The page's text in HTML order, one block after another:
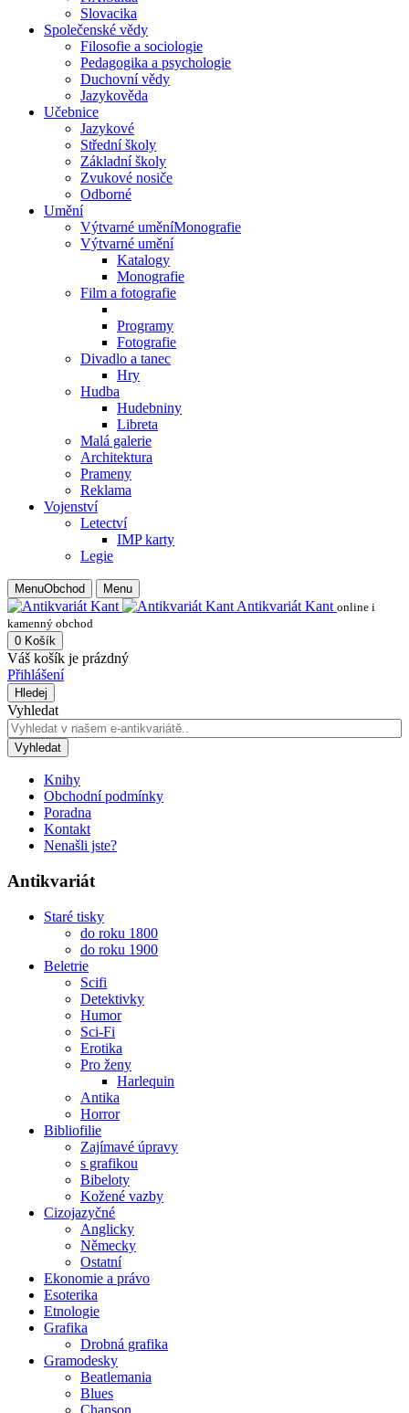
Slovacika
Společenské vědy
Filosofie a sociologie
Pedagogika a psychologie
Duchovní vědy
Jazykověda
Učebnice
Jazykové
Střední školy
Základní školy
Zvukové nosiče
Odborné
Umění
Výtvarné uměníMonografie
Výtvarné umění
Katalogy
Monografie
Film a fotografie
Programy
Fotografie
Divadlo a tanec
Hry
Hudba
Hudebniny
Libreta
Malá galerie
Architektura
Prameny
Reklama
Vojenství
Letectví
IMP karty
Legie
MenuObchod Menu
Antikvariát Kant online i
kamenný obchod
0 Košík
Váš košík je prázdný
Přihlášení
Hledej
Vyhledat
Vyhledat
Knihy
Obchodní podmínky
Poradna
Kontakt
Nenašli jste?
Antikvariát
Staré tisky
do roku 1800
do roku 1900
Beletrie
Scifi
Detektivky
Humor
Sci-Fi
Erotika
Pro ženy
Harlequin
Antika
Horror
Bibliofilie
Zajímavé úpravy
s grafikou
Bibeloty
Kožené vazby
Cizojazyčné
Anglicky
Německy
Ostatní
Ekonomie a právo
Esoterika
Etnologie
Grafika
Drobná grafika
Gramodesky
Beatlemania
Blues
Chanson